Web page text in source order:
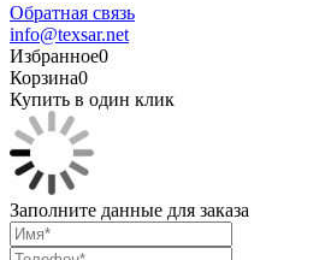
Обратная связь
info@texsar.net
Избранное0
Корзина0
Купить в один клик
Заполните данные для заказа